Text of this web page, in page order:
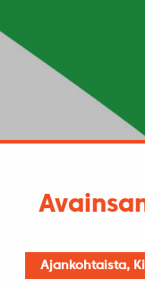
Ajankohtaista,